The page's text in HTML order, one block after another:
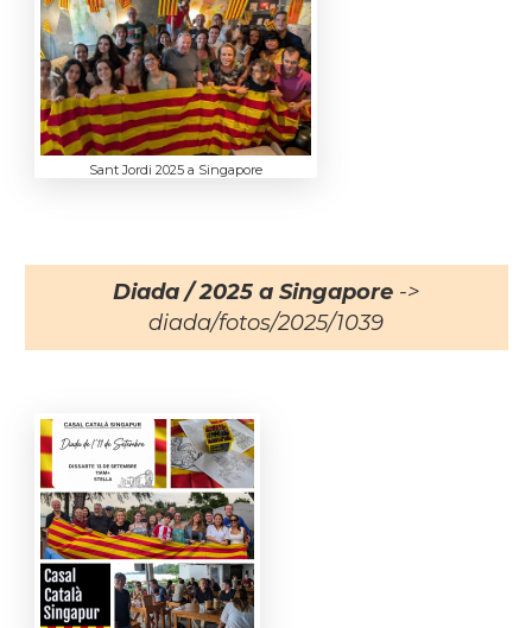
Sant Jordi 2025 a Singapore
Diada / 2025 a Singapore ->
diada/fotos/2025/1039